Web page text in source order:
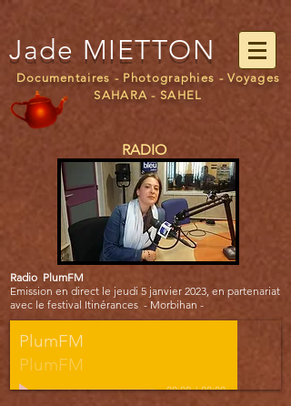
Jade MIETTON
Documentaires - Photographies - Voyages
SAHARA - SAHEL
RADIO
Radio PlumFM
Emission en direct le jeudi 5 janvier 2023, en partenariat
avec le festival Itinérances - Morbihan -
PlumFM
PlumFM
00:00/00:00